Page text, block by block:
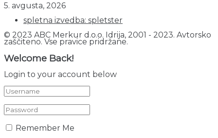
5. avgusta, 2026
spletna izvedba: spletster
© 2023 ABC Merkur d.o.o. Idrija, 2001 - 2023. Avtorsko
zaščiteno. Vse pravice pridržane.
Welcome Back!
Login to your account below
Remember Me